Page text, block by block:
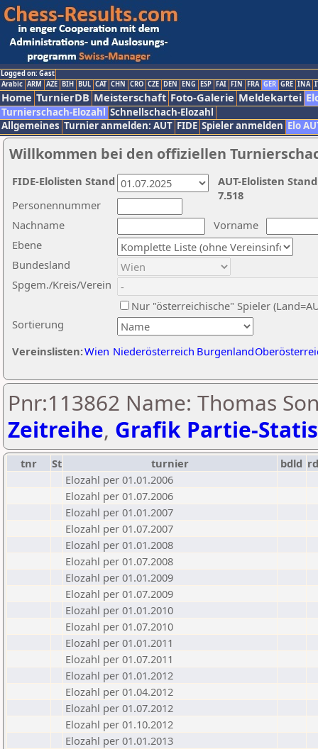
Logged on: Gast
Arabic ARM AZE BIH BUL CAT CHN CRO CZE DEN ENG ESP FAI FIN FRA GER GRE INA
Home TurnierDB Meisterschaft Foto-Galerie Meldekartei
Turnierschach-Elozahl Schnellschach-Elozahl
Allgemeines Turnier anmelden: AUT FIDE Spieler anmelden Elo
Willkommen bei den offiziellen
Nachname
Vorname
Ebene
Sortierung
Personennummer
Bundesland
Spgem./Kreis/Verein
Nur "österreichische" Spieler
Vereinslisten:Wien Niederösterreich Burgenland
AUT-Elolisten
7.518
FIDE-Elolisten Stand
Pnr:113862 Name: Thomas
Zeitreihe, Grafik Partie-
tnr St turnier bdld rd
Elozahl per 01.01.2006
Elozahl per 01.07.2006
Elozahl per 01.01.2007
Elozahl per 01.07.2007
Elozahl per 01.01.2008
Elozahl per 01.07.2008
Elozahl per 01.01.2009
Elozahl per 01.07.2009
Elozahl per 01.01.2010
Elozahl per 01.07.2010
Elozahl per 01.01.2011
Elozahl per 01.07.2011
Elozahl per 01.01.2012
Elozahl per 01.04.2012
Elozahl per 01.07.2012
Elozahl per 01.10.2012
Elozahl per 01.01.2013